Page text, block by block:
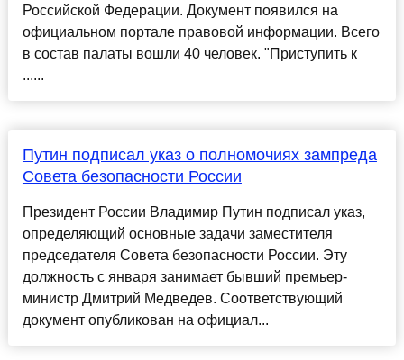
Российской Федерации. Документ появился на
официальном портале правовой информации. Всего
в состав палаты вошли 40 человек. "Приступить к
......
Путин подписал указ о полномочиях зампреда
Совета безопасности России
Президент России Владимир Путин подписал указ,
определяющий основные задачи заместителя
председателя Совета безопасности России. Эту
должность с января занимает бывший премьер-
министр Дмитрий Медведев. Соответствующий
документ опубликован на официал...